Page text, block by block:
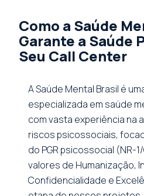
Como a Saúde
Garante a Saúde
Seu Call Center
A Saúde Mental Brasil é
especializada em saúde
com vasta experiência na
riscos psicossociais,
do PGR psicossocial (NR-
valores de Humanização,
Confidencialidade e